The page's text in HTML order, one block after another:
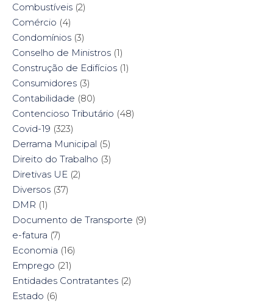
Combustíveis (2)
Comércio (4)
Condomínios (3)
Conselho de Ministros (1)
Construção de Edifícios (1)
Consumidores (3)
Contabilidade (80)
Contencioso Tributário (48)
Covid-19 (323)
Derrama Municipal (5)
Direito do Trabalho (3)
Diretivas UE (2)
Diversos (37)
DMR (1)
Documento de Transporte (9)
e-fatura (7)
Economia (16)
Emprego (21)
Entidades Contratantes (2)
Estado (6)